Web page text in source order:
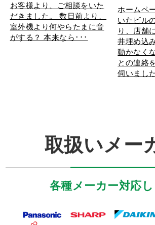
お客様より、ご相談をいた
だきました。 数日前より、
室外機より何やらたまに音
がする？ 本来なら･･･
ホームペ
いたビル
り、店舗
井埋め込
動かなく
との連絡
伺いまし
取扱いメー
各種メーカー対応